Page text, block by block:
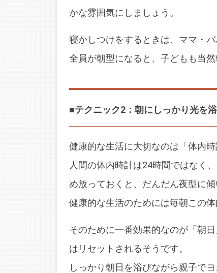
かな雰囲気にしましょう。
寝かしつけをするときは、ママ・
全員が朝型になると、子どもも当然
■テクニック2：朝にしっかり光を
健康的な生活に大切なのは「体内時
人間の体内時計は24時間ではなく
め放っておくと、だんだん夜型に傾
健康的な生活のためには毎朝この
そのために一番効果的なのが「朝
はリセットされるそうです。
しっかり朝日を浴びながら親子で